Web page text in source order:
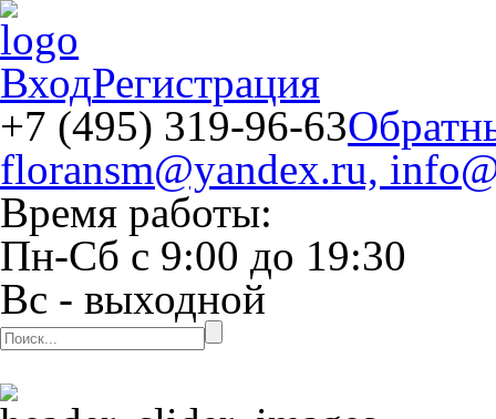
ВходРегистрация
+7 (495) 319-96-63
floransm@yandex.ru,
Время работы:
Пн-Сб с 9:00 до 19:30
Вс - выходной